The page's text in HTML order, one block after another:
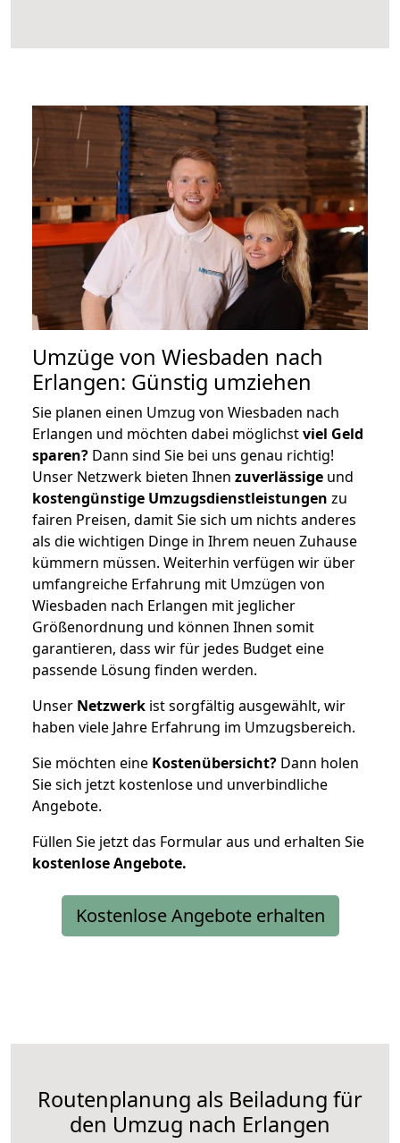
Umzüge von Wiesbaden nach
Erlangen: Günstig umziehen
Sie planen einen Umzug von Wiesbaden nach
Erlangen und möchten dabei möglichstviel Geld
sparen? Dann sind Sie bei uns genau richtig!
Unser Netzwerk bieten Ihnen zuverlässige und
kostengünstige Umzugsdienstleistungen zu
fairen Preisen, damit Sie sich um nichts anderes
als die wichtigen Dinge in Ihrem neuen Zuhause
kümmern müssen. Weiterhin verfügen wir über
umfangreiche Erfahrung mit Umzügen von
Wiesbaden nach Erlangen mit jeglicher
Größenordnung und können Ihnen somit
garantieren, dass wir für jedes Budget eine
passende Lösung finden werden.
Unser Netzwerk ist sorgfältig ausgewählt, wir
haben viele Jahre Erfahrung im Umzugsbereich.
Sie möchten eine Kostenübersicht? Dann holen
Sie sich jetzt kostenlose und unverbindliche
Angebote.
Füllen Sie jetzt das Formular aus und erhalten Sie
kostenloseAngebote.
Kostenlose Angebote erhalten
Routenplanung als Beiladung für
den Umzug nach Erlangen